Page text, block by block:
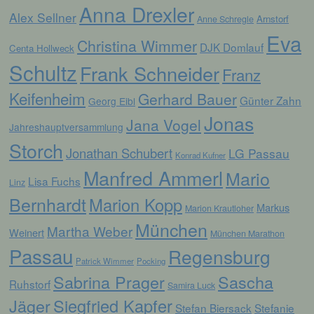
Alex Sellner Anna Drexler Anne Schregle Arnstorf
Centa Hollweck Christina Wimmer DJK Domlauf Eva
SchultzFrank SchneiderFranz
Keifenheim Georg Eibl Gerhard Bauer Günter Zahn
Jahreshauptversammlung Jana Vogel Jonas
Storch Jonathan Schubert Konrad Kufner LG Passau
Linz Lisa Fuchs Manfred Ammerl Mario
BernhardtMarion Kopp Marion Krautloher Markus
Weinert Martha Weber München München Marathon
Passau Patrick Wimmer Pocking Regensburg
Ruhstorf Sabrina Prager Samira Luck Sascha
JägerSiegfried Kapfer Stefan Biersack Stefanie
personenbezogenen Daten verwendet
werden, um bestimmte persönliche Aspekte,
die sich auf eine natürliche Person beziehen,
zu bewerten, insbesondere, um Aspekte
Lage, Gesundheit, persönlicher Vorlieben,
Interessen, Zuverlässigkeit, Verhalten,
Aufenthaltsort oder Ortswechsel dieser
natürlichen Person zu analysieren oder
vorherzusagen.
Pseudonymisierung ist die Verarbeitung
personenbezogener Daten in einer Weise,
auf welche die personenbezogenen Daten
ohne Hinzuziehung zusätzlicher
Informationen nicht mehr einer spezifischen
betroffenen Person zugeordnet werden
können, sofern diese zusätzlichen
Informationen gesondert aufbewahrt werden
und technischen und organisatorischen